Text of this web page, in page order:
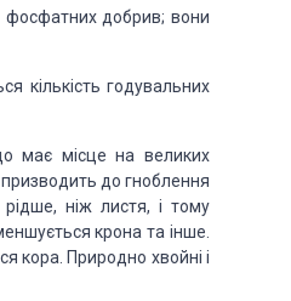
фосфатних добрив; вони
кількість годувальних
має місце на великих
призводить до гноблення
ніж листя, і тому
крона та інше.
кора. Природно хвойні і